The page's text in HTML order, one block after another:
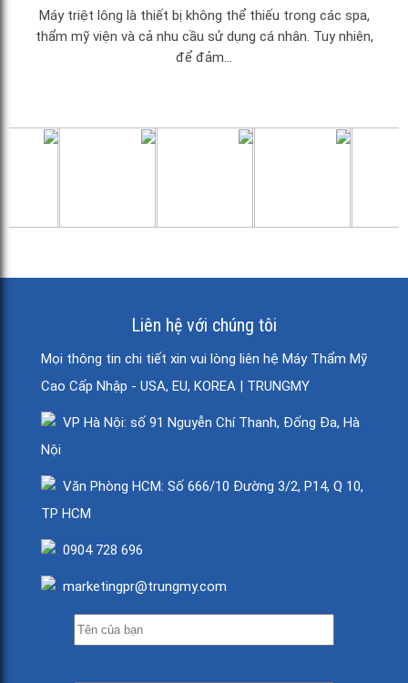
Máy triệt lông là thiết bị không thể thiếu trong các spa,
thẩm mỹ viện và cả nhu cầu sử dụng cá nhân. Tuy nhiên,
để đảm...
Liên hệ với chúng tôi
Mọi thông tin chi tiết xin vui lòng liên hệ Máy Thẩm Mỹ
Cao Cấp Nhập - USA, EU, KOREA | TRUNGMY
VP Hà Nội: số 91 Nguyễn Chí Thanh, Đống Đa, Hà
Nội
Văn Phòng HCM: Số 666/10 Đường 3/2, P14, Q 10,
TP HCM
0904 728 696
marketingpr@trungmy.com